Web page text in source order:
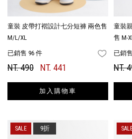
童裝 皮帶打褶設計七分短褲 兩色售
M/L/XL
已銷售 96 件
NT. 490 NT. 441
加入購物車
童裝
售 M-
已銷
NT.
9折